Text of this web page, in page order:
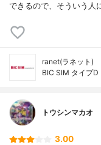
できるので、そういう人
ranet(ラネット)
BIC SIM タイプD
トウシンマカオ
3.00